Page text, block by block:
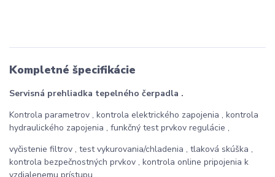
Kompletné špecifikácie
Servisná prehliadka tepelného čerpadla .
Kontrola parametrov , kontrola elektrického zapojenia , kontrola
hydraulického zapojenia , funkčný test prvkov regulácie ,
vyčistenie filtrov , test vykurovania/chladenia , tlaková skúška ,
kontrola bezpečnostných prvkov , kontrola online pripojenia k